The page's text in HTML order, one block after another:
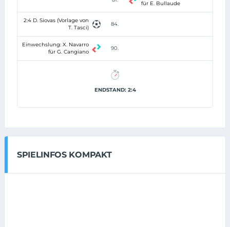
für E. Bullaude
2:4 D. Siovas (Vorlage von
T. Tasci)
84.
Einwechslung: X. Navarro
für G. Cangiano
90.
ENDSTAND: 2:4
SPIELINFOS KOMPAKT